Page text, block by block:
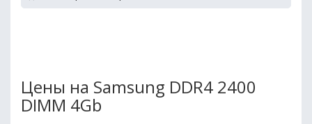
Цены на Samsung DDR4 2400
DIMM 4Gb